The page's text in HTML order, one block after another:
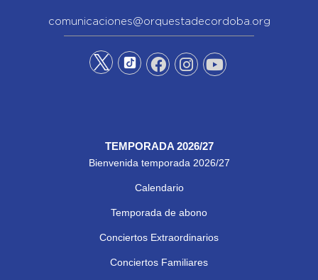
comunicaciones@orquestadecordoba.org
TEMPORADA 2026/27
Bienvenida temporada 2026/27
Calendario
Temporada de abono
Conciertos Extraordinarios
Conciertos Familiares